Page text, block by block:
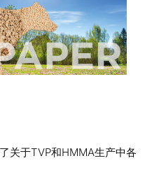
关于TVP和HMMA生产中各